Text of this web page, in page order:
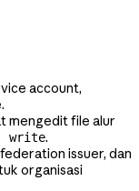
account,
mengedit file alur
write.
issuer, dan
organisasi